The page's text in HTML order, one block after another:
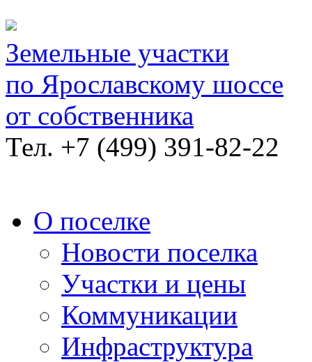
Земельные участки
по Ярославскому шоссе
от собственника
Тел. +7 (499) 391-82-22
О поселке
Новости поселка
Участки и цены
Коммуникации
Инфраструктура